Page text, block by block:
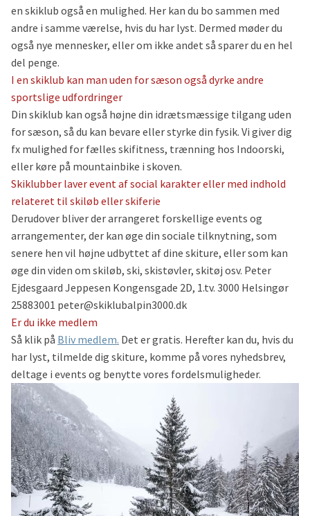
en skiklub også en mulighed. Her kan du bo sammen med
andre i samme værelse, hvis du har lyst. Dermed møder du
også nye mennesker, eller om ikke andet så sparer du en hel
del penge.
I en skiklub kan man uden for sæson også dyrke andre
sportslige udfordringer
Din skiklub kan også højne din idrætsmæssige tilgang uden
for sæson, så du kan bevare eller styrke din fysik. Vi giver dig
fx mulighed for fælles skifitness, trænning hos Indoorski,
eller køre på mountainbike i skoven.
Skiklubber laver event af social karakter eller med indhold
relateret til skiløb eller skiferie
Derudover bliver der arrangeret forskellige events og
arrangementer, der kan øge din sociale tilknytning, som
senere hen vil højne udbyttet af dine skiture, eller som kan
øge din viden om skiløb, ski, skistøvler, skitøj osv. Peter
Ejdesgaard Jeppesen Kongensgade 2D, 1.tv. 3000 Helsingør
25883001 peter@skiklubalpin3000.dk
Er du ikke medlem
Så klik på Bliv medlem. Det er gratis. Herefter kan du, hvis du
har lyst, tilmelde dig skiture, komme på vores nyhedsbrev,
deltage i events og benytte vores fordelsmuligheder.